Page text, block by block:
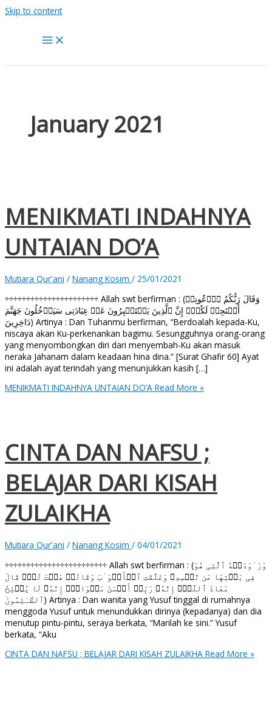
Skip to content
January 2021
MENIKMATI INDAHNYA
UNTAIAN DO’A
Mutiara Qur'ani / Nanang Kosim / 25/01/2021
÷÷÷÷÷÷÷÷÷÷÷÷÷÷÷÷÷÷÷÷÷÷ Allah swt berfirman : (وَقَالَ رَبُّكُمُ ٱدۡعُونِیۤ
أَسۡتَجِبۡ لَكُمۡۚ إِنَّ ٱلَّذِینَ یَسۡتَكۡبِرُونَ عَنۡ عِبَادَتِی سَیَدۡخُلُونَ جَهَنَّمَ
دَاخِرِینَ) Artinya : Dan Tuhanmu berfirman, “Berdoalah kepada-Ku,
niscaya akan Ku-perkenankan bagimu. Sesungguhnya orang-orang
yang menyombongkan diri dari menyembah-Ku akan masuk
neraka Jahanam dalam keadaan hina dina.” [Surat Ghafir 60] Ayat
ini adalah ayat terindah yang menunjukkan kasih […]
MENIKMATI INDAHNYA UNTAIAN DO’A Read More »
CINTA DAN NAFSU ;
BELAJAR DARI KISAH
ZULAIKHA
Mutiara Qur'ani / Nanang Kosim / 04/01/2021
÷÷÷÷÷÷÷÷÷÷÷÷÷÷÷÷÷÷÷÷÷÷÷÷ Allah swt berfirman : (وَرَ ٰ⁠وَدَتۡهُ ٱلَّتِی هُوَ
فِی بَیۡتِهَا عَن نَّفۡسِهِۦ وَغَلَّقَتِ ٱلۡأَبۡوَ ٰ⁠بَ وَقَالَتۡ هَیۡتَ لَكَۚ قَالَ
مَعَاذَ ٱللَّهِۖ إِنَّهُۥ رَبِّیۤ أَحۡسَنَ مَثۡوَایَۖ إِنَّهُۥ لَا یُفۡلِحُ
ٱلظَّـٰلِمُونَ) Artinya : Dan wanita yang Yusuf tinggal di rumahnya
menggoda Yusuf untuk menundukkan dirinya (kepadanya) dan dia
menutup pintu-pintu, seraya berkata, “Marilah ke sini.” Yusuf
berkata, “Aku
CINTA DAN NAFSU ; BELAJAR DARI KISAH ZULAIKHA Read More »